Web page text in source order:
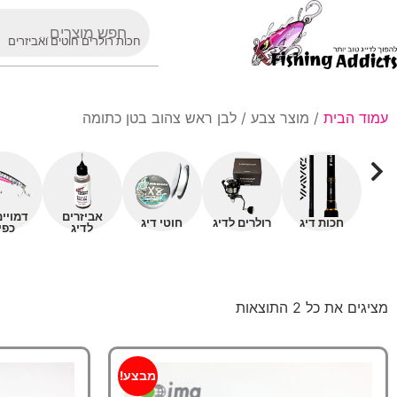
חכות רולרים חוטים ואביזרים
עמוד הבית / מוצר צבע / לבן ראש צהוב בטן כתומה
חכות דיג רולרים לדיג חוטי דיג
אביזרים
לדיג
מציגים את כל ⁦2⁩ התוצאות
מבצע!